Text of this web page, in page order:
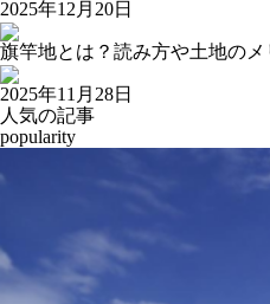
2025年12月20日
旗竿地とは？読み方や土地の
2025年11月28日
人気の記事
popularity